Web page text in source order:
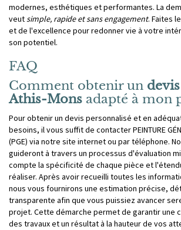
modernes, esthétiques et performantes. La
veutsimple, rapide et sans engagement. Faites
et de l'excellence pour redonner vie à votre
son potentiel.
FAQ
Comment obtenir un
Athis-Mons adapté à mon
Pour obtenir un devis personnalisé et en
besoins, il vous suffit de contacter PEINTURE
(PGE) via notre site internet ou par téléphone.
guideront à travers un processus d'évaluation
compte la spécificité de chaque pièce et
réaliser. Après avoir recueilli toutes les
nous vous fournirons une estimation précise,
transparente afin que vous puissiez avancer
projet. Cette démarche permet de garantir une
des travaux et un résultat à la hauteur de vos